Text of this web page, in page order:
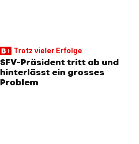
Trotz vieler Erfolge
SFV-Präsident tritt ab und
hinterlässt ein grosses
Problem